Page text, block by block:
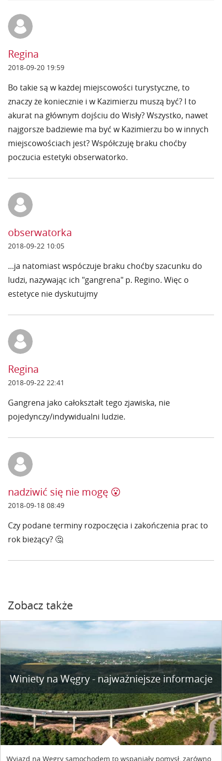
Regina
2018-09-20 19:59
Bo takie są w każdej miejscowości turystyczne, to
znaczy że koniecznie i w Kazimierzu muszą być? I to
akurat na głównym dojściu do Wisły? Wszystko, nawet
najgorsze badziewie ma być w Kazimierzu bo w innych
miejscowościach jest? Współczuję braku choćby
poczucia estetyki obserwatorko.
obserwatorka
2018-09-22 10:05
...ja natomiast wspóczuje braku choćby szacunku do
ludzi, nazywając ich "gangrena" p. Regino. Więc o
estetyce nie dyskutujmy
Regina
2018-09-22 22:41
Gangrena jako całokształt tego zjawiska, nie
pojedynczy/indywidualni ludzie.
nadziwić się nie mogę 😮
2018-09-18 08:49
Czy podane terminy rozpoczęcia i zakończenia prac to
rok bieżący? 🤔
Zobacz także
Winiety na Węgry - najważniejsze informacje
Wyjazd na Węgry samochodem to wspaniały pomysł, zarówno